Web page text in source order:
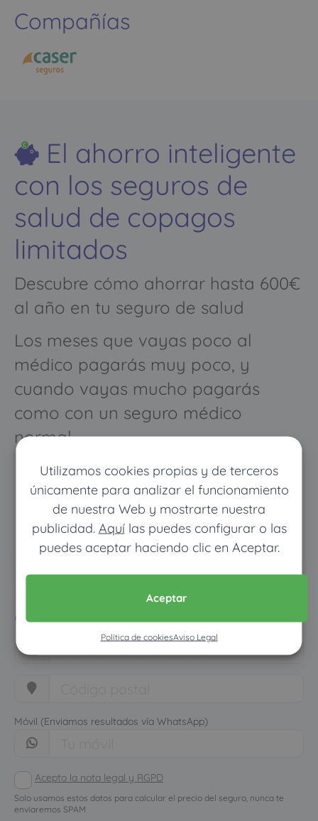
Utilizamos cookies propias y de terceros
únicamente para analizar el funcionamiento
de nuestra Web y mostrarte nuestra
publicidad. Aquílas puedes configurar o las
puedes aceptar haciendo clic en Aceptar.
Aceptar
Política de cookiesAviso Legal
Compañías
El ahorro inteligente
con los seguros de
salud de copagos
limitados
Descubre cómo ahorrar hasta 600€
al año en tu seguro de salud
Los meses que vayas poco al
médico pagarás muy poco, y
cuando vayas mucho pagarás
como con un seguro médico
normal
Pon tus datos y descubre
cuánto dinero ahorrarías
Móvil (Enviamos resultados vía WhatsApp)
Acepto la nota legal y RGPD
Solo usamos estos datos para calcular el precio del seguro, nunca te
enviaremos SPAM